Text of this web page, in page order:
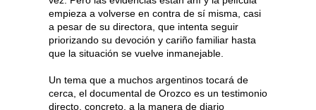
empieza a volverse en contra de sí misma, casi
a pesar de su directora, que intenta seguir
priorizando su devoción y cariño familiar hasta
que la situación se vuelve inmanejable.
Un tema que a muchos argentinos tocará de
cerca, el documental de Orozco es un testimonio
directo, concreto, a la manera de diario